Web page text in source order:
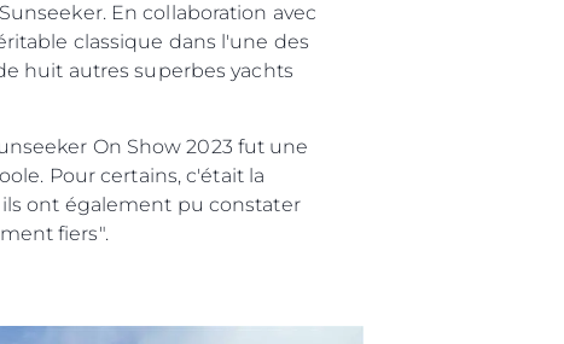
En collaboration avec
classique dans l'une des
huit autres superbes yachts
On Show 2023 fut une
Pour certains, c'était la
ont également pu constater
extrêmement fiers".